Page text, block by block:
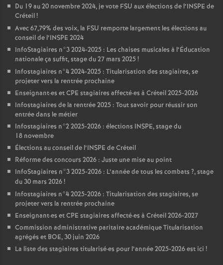
Du 19 au 20 novembre 2024, je vote FSU aux élections de l’INSPE de
Créteil!
Avec 67,79% des voix, la FSU remporte largement les élections au
conseil de l’INSPE 2024
InfoStagiaires n°3 2024-2025 : Les chaises musicales à l’Éducation
nationale ça suffit, stage du 27 mars 2025!
Infostagiaires n°4 2024-2025 : Titularisation des stagiaires, se
projeter vers la rentrée prochaine
Enseignant·es etCPE stagiaires affecté·es à Créteil 2025-2026
Infostagiaires de la rentrée 2025 : Tout savoir pour réussir son
entrée dans le métier
Infostagiaires n°2 2025-2026 : élections INSPE, stage du
18 novembre
Élections au conseil de l’INSPE de Créteil
Réforme des concours 2026 : Juste une mise au point
InfoStagiaires n°3 2025-2026 : L’année de tous les combats ?, stage
du 30 mars 2026!
Infostagiaires n°4 2025-2026 : Titularisation des stagiaires, se
projeter vers la rentrée prochaine
Enseignant·es etCPE stagiaires affecté·es à Créteil 2026-2027
Commission administrative paritaire académique Titularisation
agrégés et BOE, 30 juin 2026
La liste des stagiaires titularisé·es pour l’année 2025-2026 est ici !